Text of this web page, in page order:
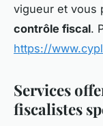
vigueur et vous
contrôle fiscal.
https://
Services
fiscalistes